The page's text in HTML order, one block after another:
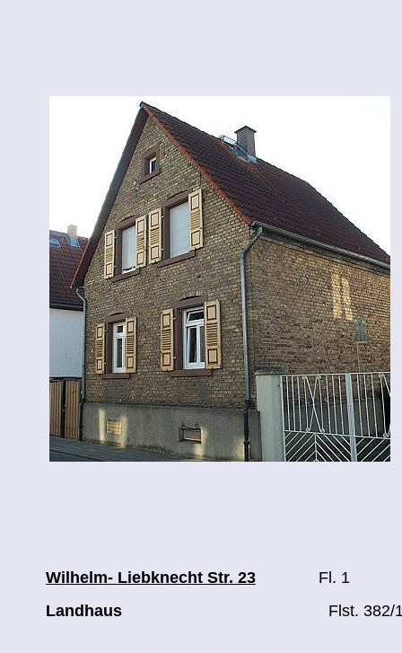
Wilhelm- Liebknecht Str. 23 Fl. 1
Landhaus Flst. 382/